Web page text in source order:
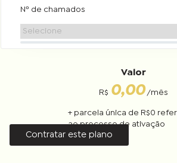
Nº de chamados
Valor
R$ 0,00/mês
+ parcela única de R$0
ao processo de ativação
Contratar este plano